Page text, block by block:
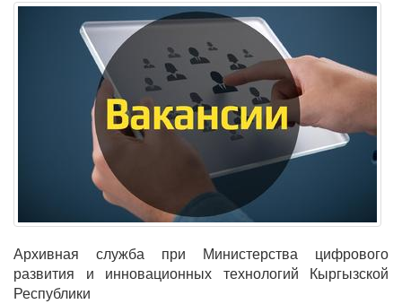
Архивная служба при Министерства цифрового
развития и инновационных технологий Кыргызской
Республики